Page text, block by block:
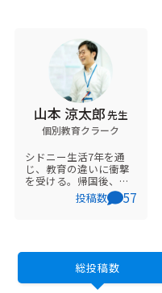
山本 涼太郎先生
個別教育クラーク
シドニー生活7年を通
じ、教育の違いに衝撃
を受ける。帰国後、
「子どもたちの自己肯
定感を高め、笑顔にし
設。2013年「教育先進
県ナガサキ」をプレゼ
ン大会で発表。2024年
「タイパ最強！AI時代
投稿数 57
総投稿数